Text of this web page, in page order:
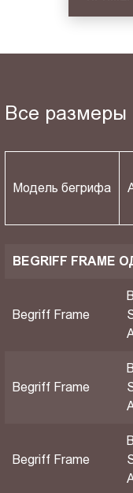
Все размеры
Модель бегрифа
BEGRIFF
Begriff Frame
Begriff Frame
Begriff Frame